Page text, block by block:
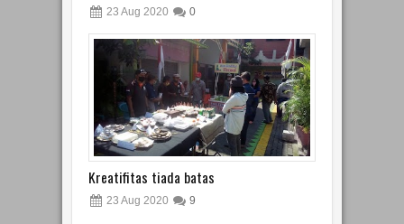
23 Aug 2020 0
Kreatifitas tiada batas
23 Aug 2020 9